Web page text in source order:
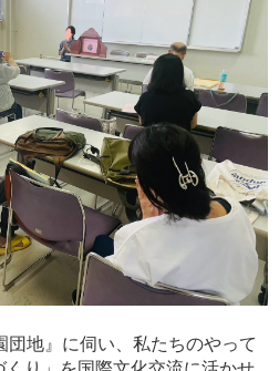
地』に伺い、私たちのやって